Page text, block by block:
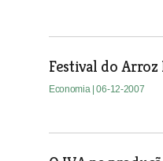
Festival do
Economia | 06-12-2007